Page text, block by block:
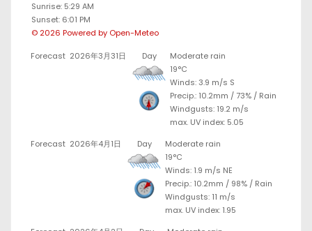
Sunrise: 5:29 AM
Sunset: 6:01 PM
© 2026 Powered by Open-Meteo
Forecast 2026年3月31日 Day
Moderate rain
19°C
Winds: 3.9 m/s S
Precip.: 10.2mm /73% / Rain
Windgusts: 19.2 m/s
max. UV index: 5.05
Forecast 2026年4月1日 Day
Moderate rain
19°C
Winds: 1.9 m/s NE
Precip.: 10.2mm / 98% / Rain
Windgusts: 11 m/s
max. UV index: 1.95